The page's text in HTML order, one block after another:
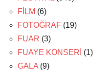
FİLM (6)
FOTOĞRAF (19)
FUAR (3)
FUAYE KONSERİ (1)
GALA (9)